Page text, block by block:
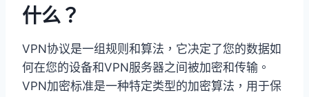
什么？
VPN协议是一组规则和算法，它决定了您的数据如
何在您的设备和VPN服务器之间被加密和传输。
VPN加密标准是一种特定类型的加密算法，用于保